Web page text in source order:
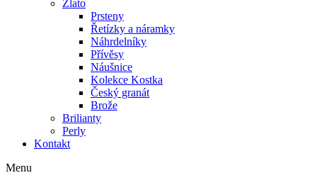
Zlato
Prsteny
Řetízky a náramky
Náhrdelníky
Přívěsy
Náušnice
Kolekce Kostka
Český granát
Brože
Brilianty
Perly
Kontakt
Menu